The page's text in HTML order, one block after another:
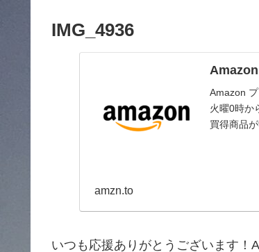
IMG_4936
Amazon
火曜0時か
買得商品
amzn.to
いつも応援ありがとうございます！